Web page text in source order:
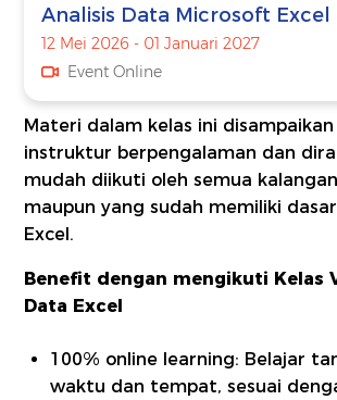
Analisis Data Microsoft Excel
12 Mei 2026 - 01 Januari 2027
Event Online
Materi dalam kelas ini disampaikan
instruktur berpengalaman dan
mudah diikuti oleh semua
maupun yang sudah memiliki
Excel.
Benefit dengan mengikuti Kelas
Data Excel
100% online learning: Belajar
waktu dan tempat, sesuai